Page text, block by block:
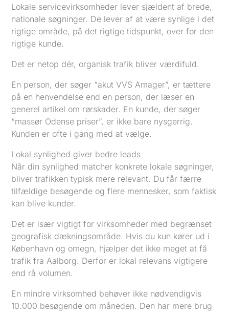
Lokale servicevirksomheder lever sjældent af brede,
nationale søgninger. De lever af at være synlige i det
rigtige område, på det rigtige tidspunkt, over for den
rigtige kunde.
Det er netop dér, organisk trafik bliver værdifuld.
En person, der søger “akut VVS Amager”, er tættere
på en henvendelse end en person, der læser en
generel artikel om rørskader. En kunde, der søger
“massør Odense priser”, er ikke bare nysgerrig.
Kunden er ofte i gang med at vælge.
Lokal synlighed giver bedre leads
Når din synlighed matcher konkrete lokale søgninger,
bliver trafikken typisk mere relevant. Du får færre
tilfældige besøgende og flere mennesker, som faktisk
kan blive kunder.
Det er især vigtigt for virksomheder med begrænset
geografisk dækningsområde. Hvis du kun kører ud i
København og omegn, hjælper det ikke meget at få
trafik fra Aalborg. Derfor er lokal relevans vigtigere
end rå volumen.
En mindre virksomhed behøver ikke nødvendigvis
10.000 besøgende om måneden. Den har mere brug